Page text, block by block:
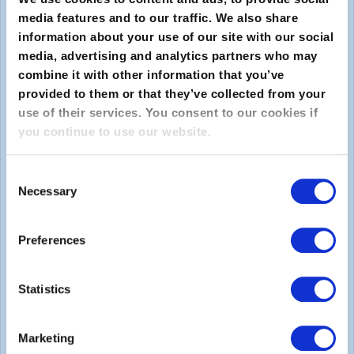
media features and to our traffic. We also share
information about your use of our site with our social
media, advertising and analytics partners who may
combine it with other information that you’ve
provided to them or that they’ve collected from your
use of their services. You consent to our cookies if
you continue to use our website.
Selection
Necessary
Preferences
Statistics
Marketing
Enviar
Sobre
Declaração de Privacidade